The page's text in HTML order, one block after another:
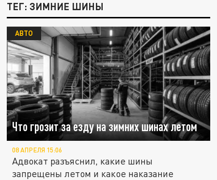
ТЕГ: ЗИМНИЕ ШИНЫ
Что грозит за езду на зимних шинах летом
АВТО
08 АПРЕЛЯ 15:06
Адвокат разъяснил, какие шины
запрещены летом и какое наказание